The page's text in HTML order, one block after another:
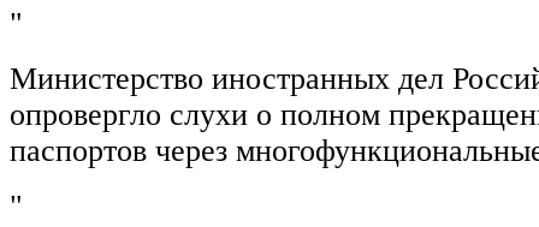
"
Министерство иностранных дел
опровергло слухи о полном
паспортов через
"